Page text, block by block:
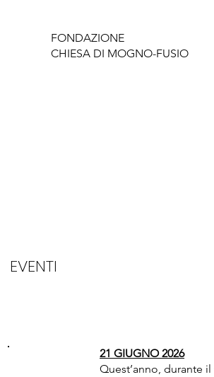
FONDAZIONE
CHIESA DI MOGNO-FUSIO
21 GIUGNO 2026
Quest’anno, durante
EVENTI